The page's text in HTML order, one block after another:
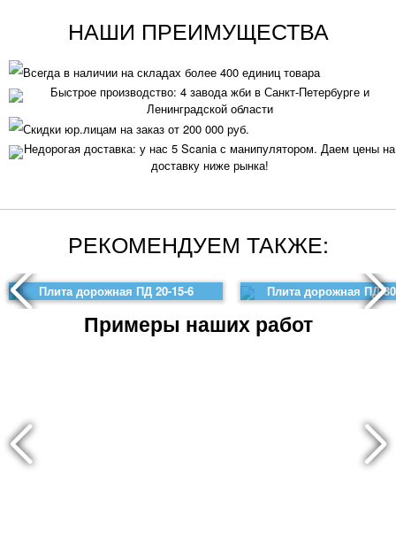
НАШИ ПРЕИМУЩЕСТВА
Всегда в наличии на складах более 400 единиц товара
Быстрое производство: 4 завода жби в Санкт-Петербурге и
Ленинградской области
Скидки юр.лицам на заказ от 200 000 руб.
Недорогая доставка: у нас 5 Scania с манипулятором. Даем цены на
доставку ниже рынка!
РЕКОМЕНДУЕМ ТАКЖЕ:
Плита дорожная ПД 20-15-6 Плита дорожная ПД
Примеры наших работ